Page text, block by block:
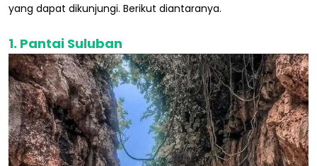
yang dapat dikunjungi. Berikut diantaranya.
1. Pantai Suluban